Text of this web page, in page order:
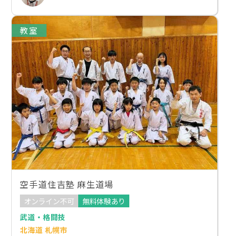
教室
空手道住吉塾 麻生道場
オンライン不可
無料体験あり
武道・格闘技
北海道 札幌市